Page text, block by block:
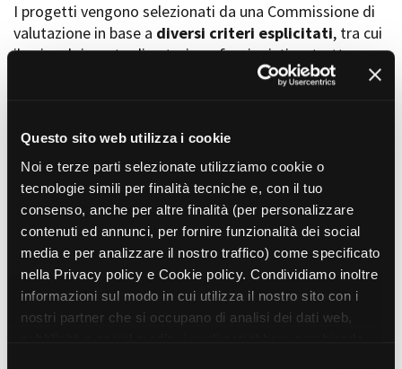
Questo sito web utilizza i cookie
Noi e terze parti selezionate utilizziamo cookie o
tecnologie simili per finalità tecniche e, con il tuo
consenso, anche per altre finalità (per personalizzare
contenuti ed annunci, per fornire funzionalità dei social
media e per analizzare il nostro traffico) come specificato
nella Privacy policy e Cookie policy. Condividiamo inoltre
informazioni sul modo in cui utilizza il nostro sito con i
nostri partner che si occupano di analisi dei dati web,
Amministrazione trasparente
Bandi e gare
Whistleblowing
I progetti vengono selezionati da una Commissione di
valutazione in base a diversi criteri esplicitati, tra cui
il coinvolgimento di autori, professionisti e strutture
torinesi e piemontesi, i co-finanziamenti e l’effettiva
diffusione attraverso molteplici canali (proiezioni in sala,
canali televisivi, homevideo, piattaforme web...).
Progetti in progress
Vedi 105 progetti in progress